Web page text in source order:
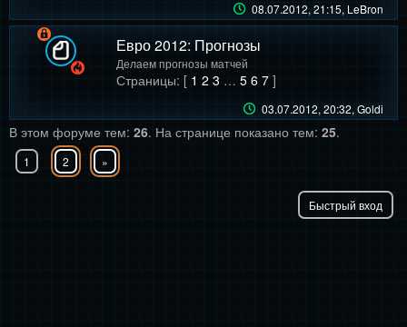
08.07.2012, 21:15, LeBron
Евро 2012: Прогнозы
Делаем прогнозы матчей
Страницы: [ 1 2 3 … 5 6 7]
03.07.2012, 20:32, Goldi
В этом форуме тем: 26. На странице показано тем: 25.
1 2 »